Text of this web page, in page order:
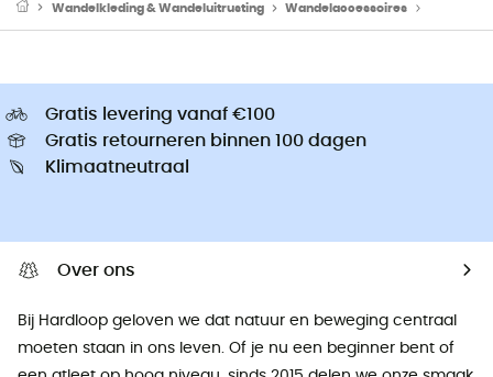
Wandelkleding & Wandeluitrusting Wandelaccessoires
Gratis levering vanaf €100
Gratis retourneren binnen 100 dagen
Klimaatneutraal
Over ons
Bij Hardloop geloven we dat natuur en beweging centraal
moeten staan ​​in ons leven. Of je nu een beginner bent of